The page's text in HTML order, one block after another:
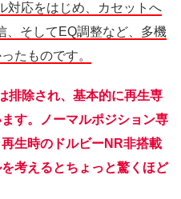
対応をはじめ、カセットへ
、そしてEQ調整など、多機
たものです。
排除され、基本的に再生専
す。ノーマルポジション専
生時のドルビーNR非搭載
考えるとちょっと驚くほど